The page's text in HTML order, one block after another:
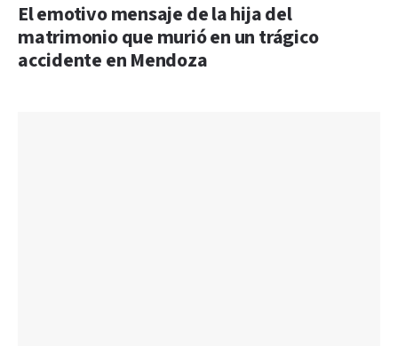
El emotivo mensaje de la hija del
matrimonio que murió en un trágico
accidente en Mendoza